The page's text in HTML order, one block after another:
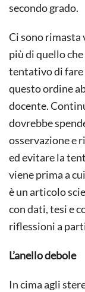
secondo grado.
Ci sono rimasta
più di quello
tentativo di fare
questo ordine
docente.
dovrebbe
osservazione e
ed evitare la
viene prima a
è un articolo
con dati, tesi e
riflessioni a
L’anello debole
In cima agli